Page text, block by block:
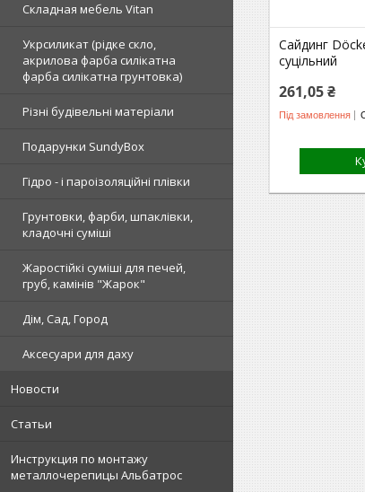
Складная мебель Vitan
Укрсиликат (рідке скло,
акрилова фарба силікатна
фарба силікатна грунтовка)
Різні будівельні матеріали
Подарунки SundyBox
Гідро - і пароізоляційні плівки
Грунтовки, фарби, шпаклівки,
кладочні суміші
Жаростійкі суміші для печей,
груб, камінів "Жарок"
Дім, Сад, Город
Аксесуари для даху
Новости
Статьи
Инструкция по монтажу
металлочерепицы Альбатрос
Сайдинг
суцільний
261,05 ₴
Під замовлення